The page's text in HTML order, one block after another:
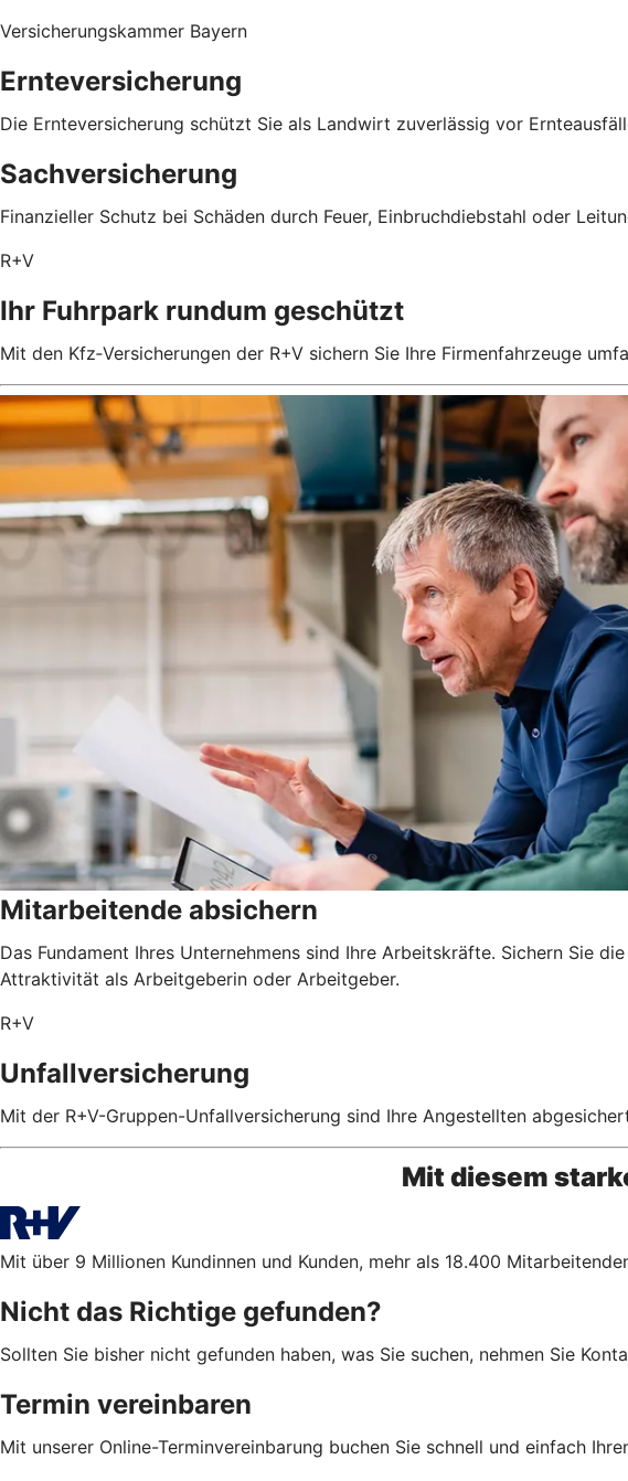
Versicherungskammer Bayern
Ernteversicherung
Die Ernteversicherung schützt Sie als Landwirt zuverlässig vor
Sachversicherung
Finanzieller Schutz bei Schäden durch Feuer, Einbruchdiebstahl oder
R+V
Ihr Fuhrpark rundum geschützt
Mit den Kfz‑Versicherungen der R+V sichern Sie Ihre Firmenfahrzeuge
Mitarbeitende absichern
Das Fundament Ihres Unternehmens sind Ihre Arbeitskräfte. Sichern Sie
Attraktivität als Arbeitgeberin oder Arbeitgeber.
R+V
Unfallversicherung
Mit der R+V-Gruppen-Unfallversicherung sind Ihre Angestellten
Mit diesem
Mit über 9 Millionen Kundinnen und Kunden, mehr als 18.400
Nicht das Richtige gefunden?
Sollten Sie bisher nicht gefunden haben, was Sie suchen, nehmen Sie
Termin vereinbaren
Mit unserer Online-Terminvereinbarung buchen Sie schnell und einfach